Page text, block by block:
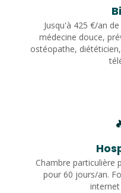
Jusqu'à 425 €/an
médecine douce,
ostéopathe,
Chambre particulière
pour 60 jours/an.